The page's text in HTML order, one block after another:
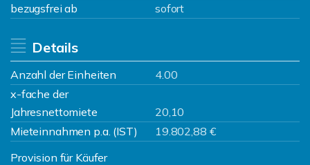
bezugsfrei ab
sofort
Details
Anzahl der Einheiten
4.00
x-fache der
Jahresnettomiete
20,10
Mieteinnahmen p.a. (IST)
19.802,88 €
Provision für Käufer